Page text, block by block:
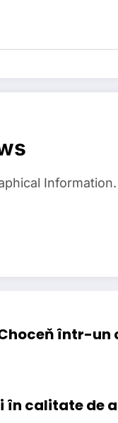
Information.
într-un
în calitate de